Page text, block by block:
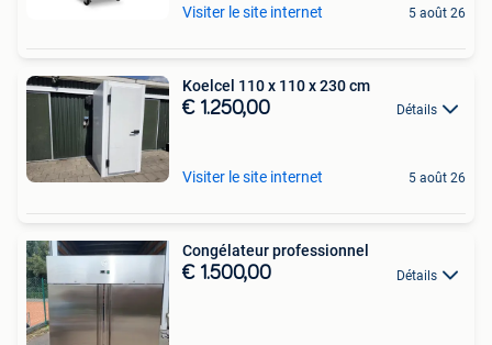
Visiter le site internet 5 août 26
Koelcel 110 x 110 x 230 cm
€ 1.250,00 Détails
Visiter le site internet 5 août 26
Congélateur professionnel
€ 1.500,00 Détails